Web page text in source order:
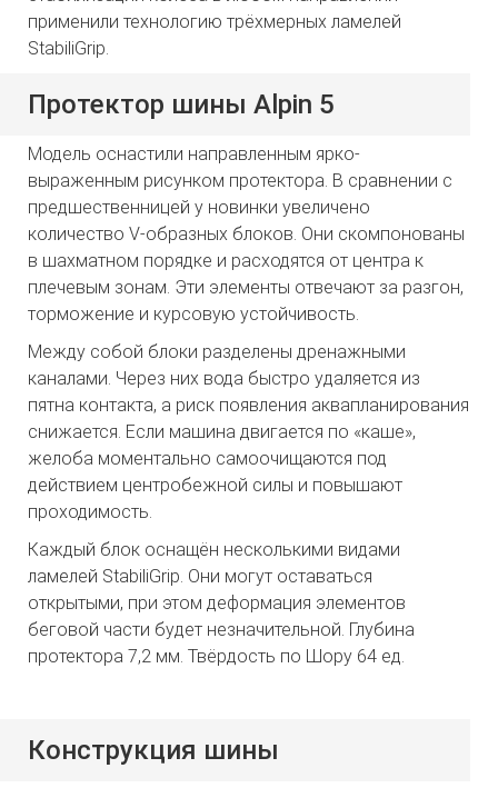
применили технологию трёхмерных ламелей
StabiliGrip.
Протектор шины Alpin 5
Модель оснастили направленным ярко-
выраженным рисунком протектора. В сравнении с
предшественницей у новинки увеличено
количество V-образных блоков. Они скомпонованы
в шахматном порядке и расходятся от центра к
плечевым зонам. Эти элементы отвечают за разгон,
торможение и курсовую устойчивость.
Между собой блоки разделены дренажными
каналами. Через них вода быстро удаляется из
пятна контакта, а риск появления аквапланирования
снижается. Если машина двигается по «каше»,
желоба моментально самоочищаются под
действием центробежной силы и повышают
проходимость.
Каждый блок оснащён несколькими видами
ламелей StabiliGrip. Они могут оставаться
открытыми, при этом деформация элементов
беговой части будет незначительной. Глубина
протектора 7,2 мм. Твёрдость по Шору 64 ед.
Конструкция шины